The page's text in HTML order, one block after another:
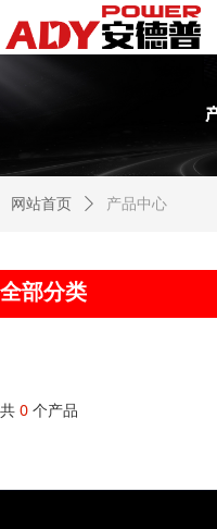
共 0 个产品
网站首页 ꄲ 产品中心
全部分类